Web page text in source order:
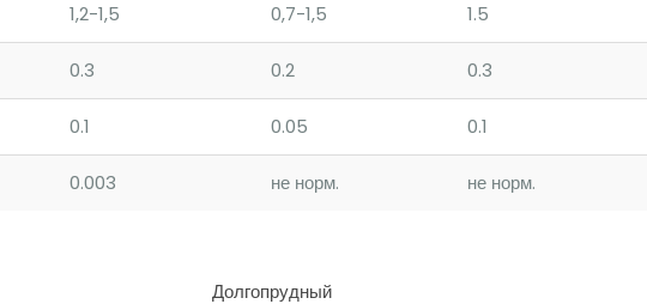
1,2-1,5 0,7-1,5 1.5
0.3 0.2 0.3
0.1 0.05 0.1
0.003 не норм. не норм.
Долгопрудный